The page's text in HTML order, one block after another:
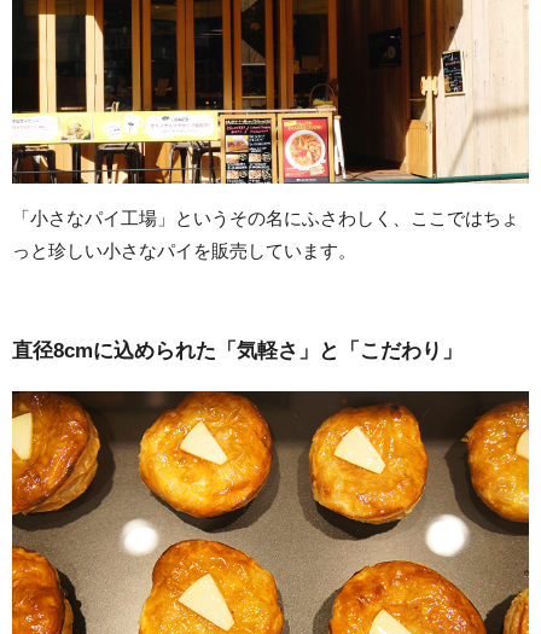
「小さなパイ工場」というその名にふさわしく、ここではちょ
っと珍しい小さなパイを販売しています。
直径8cmに込められた「気軽さ」と「こだわり」